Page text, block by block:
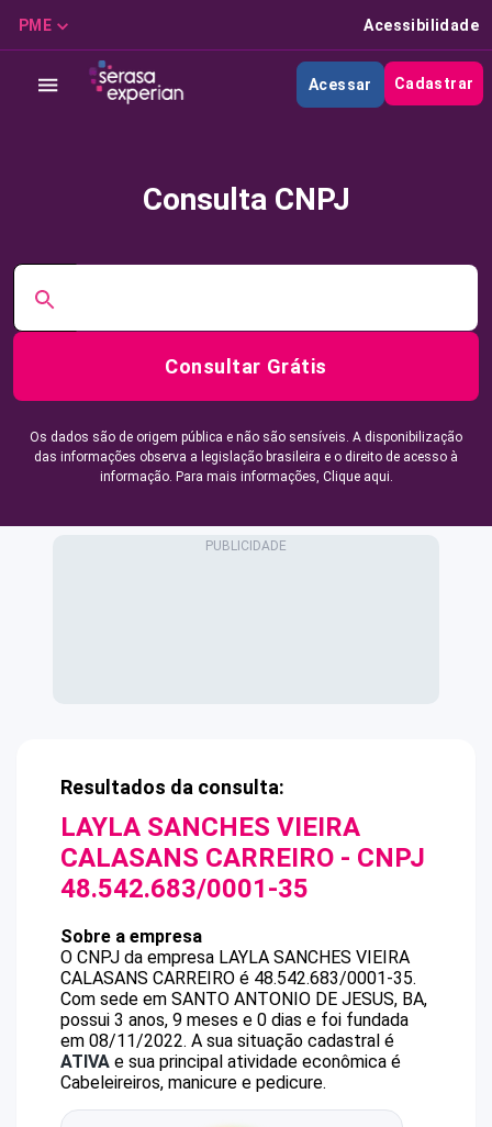
PME Acessibilidade
Acessar Cadastrar
Consulta CNPJ
Consultar Grátis
Os dados são de origem pública e não são sensíveis. A disponibilização
das informações observa a legislação brasileira e o direito de acesso à
informação. Para mais informações, Clique aqui.
Resultados da consulta:
LAYLA SANCHES VIEIRA
CALASANS CARREIRO - CNPJ
48.542.683/0001-35
Sobre a empresa
O CNPJ da empresa LAYLA SANCHES VIEIRA
CALASANS CARREIRO é 48.542.683/0001-35.
Com sede em SANTO ANTONIO DE JESUS, BA,
possui 3 anos, 9 meses e 0 dias e foi fundada
em 08/11/2022. A sua situação cadastral é
ATIVA e sua principal atividade econômica é
Cabeleireiros, manicure e pedicure.